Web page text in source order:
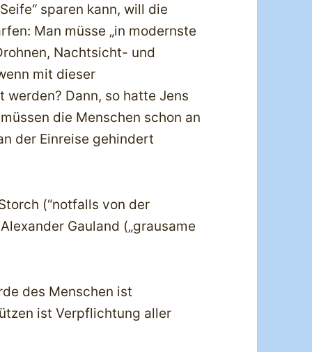
sparen kann, will die
Man müsse „in modernste
Nachtsicht- und
mit dieser
Dann, so hatte Jens
die Menschen schon an
der Einreise gehindert
(“notfalls von der
Gauland („grausame
des Menschen ist
ist Verpflichtung aller